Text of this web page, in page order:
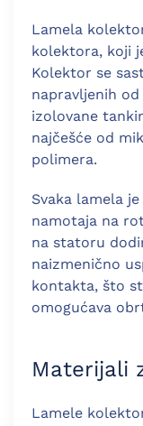
Lamela
kolektora, koji
Kolektor se
napravljenih
izolovane
najčešće od
polimera.
Svaka lamela
namotaja na
na statoru
naizmenično
kontakta, što
omogućava
Materijali
Lamele